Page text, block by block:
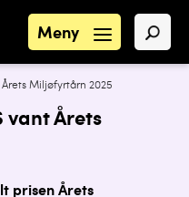
Meny
Miljøfyrtårn 2025
vant Årets
prisen Årets